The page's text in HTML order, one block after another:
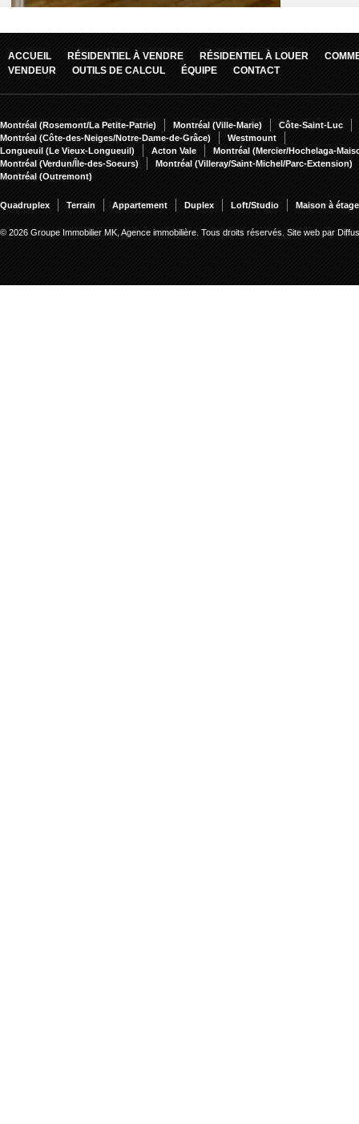
ACCUEIL RÉSIDENTIEL À VENDRE RÉSIDENTIEL À LOUER
VENDEUR
OUTILS DE CALCUL ÉQUIPE CONTACT
Montréal (Rosemont/La Petite-Patrie) Montréal (Ville-Marie)
Côte-Saint-Luc
Montréal (Côte-des-Neiges/Notre-Dame-de-Grâce)
Westmount
Longueuil (Le Vieux-Longueuil)
Acton Vale
Montréal (Mercier/Hochelaga-
Montréal (Verdun/Île-des-Soeurs)
Montréal (Villeray/Saint-Michel/Parc-Extension)
Montréal (Outremont)
Quadruplex Terrain Appartement Duplex Loft/Studio Maison à
© 2026 Groupe Immobilier MK, Agence immobilière. Tous droits réservés. Site web par